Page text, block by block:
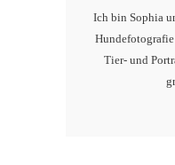
Ich bin Sophia
Tier- und